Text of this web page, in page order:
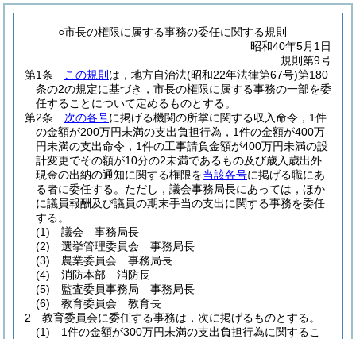
○市長の権限に属する事務の委任に関する規則
昭和40年5月1日
規則第9号
第1条
この規則 は，地方自治法(昭和22年法律第67号)第180
条の2の規定に基づき，市長の権限に属する事務の一部を委
任することについて定めるものとする。
第2条
次の各号に掲げる機関の所掌に関する収入命令，1件
の金額が200万円未満の支出負担行為，1件の金額が400万
円未満の支出命令，1件の工事請負金額が400万円未満の設
計変更でその額が10分の2未満であるもの及び歳入歳出外
現金の出納の通知に関する権限を当該各号に掲げる職にあ
る者に委任する。 ただし，議会事務局長にあっては，ほか
に議員報酬及び議員の期末手当の支出に関する事務を委任
する。
(1)
議会 事務局長
(2)
選挙管理委員会 事務局長
(3)
農業委員会 事務局長
(4)
消防本部 消防長
(5)
監査委員事務局 事務局長
(6)
教育委員会 教育長
2
教育委員会に委任する事務は，次に掲げるものとする。
(1)
1件の金額が300万円未満の支出負担行為に関するこ